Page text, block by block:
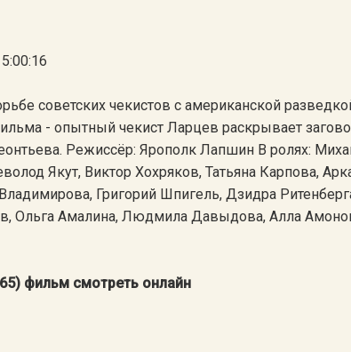
советских чекистов с американской
- опытный чекист Ларцев раскрывает
Режиссёр: Ярополк Лапшин В ролях:
Якут, Виктор Хохряков, Татьяна Карпова,
Григорий Шпигель, Дзидра
Ольга Амалина, Людмила Давыдова, Алла
фильм смотреть онлайн